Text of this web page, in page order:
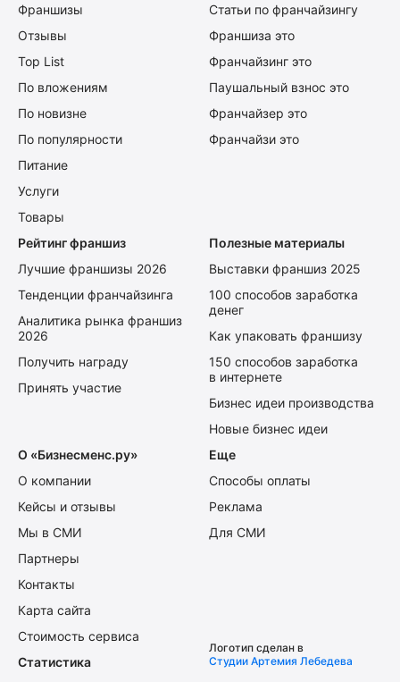
Франшизы
Отзывы
Top List
По вложениям
По новизне
По популярности
Питание
Услуги
Товары
Статьи по франчайзингу
Франшиза это
Франчайзинг это
Паушальный взнос это
Франчайзер это
Франчайзи это
Рейтинг франшиз
Лучшие франшизы 2026
Тенденции франчайзинга
Аналитика рынка франшиз
2026
Получить награду
Принять участие
Полезные материалы
Выставки франшиз 2025
100 способов заработка
денег
Как упаковать франшизу
150 способов заработка
в интернете
Бизнес идеи производства
Новые бизнес идеи
О «Бизнесменс.ру»
О компании
Кейсы и отзывы
Мы в СМИ
Партнеры
Контакты
Карта сайта
Стоимость сервиса
Еще
Способы оплаты
Реклама
Для СМИ
Статистика
Логотип сделан в
Студии Артемия Лебедева